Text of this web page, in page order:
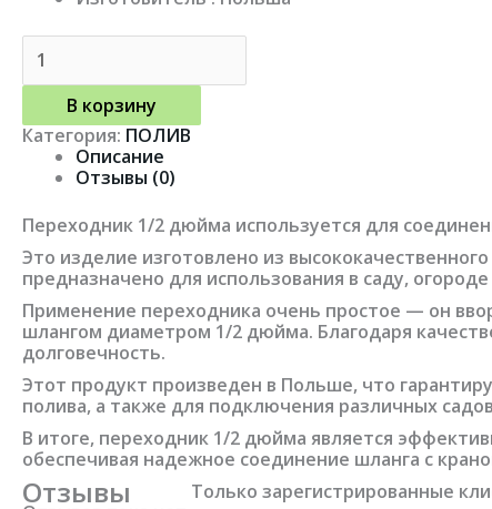
В корзину
Категория: ПОЛИВ
Описание
Отзывы (0)
Переходник 1/2 дюйма используется для
Это изделие изготовлено из
предназначено для использования в саду,
Применение переходника очень простое — он
шлангом диаметром 1/2 дюйма. Благодаря
долговечность.
Этот продукт произведен в Польше, что
полива, а также для подключения различных
В итоге, переходник 1/2 дюйма является
обеспечивая надежное соединение шланга с
Отзывы Только зарегистрированные